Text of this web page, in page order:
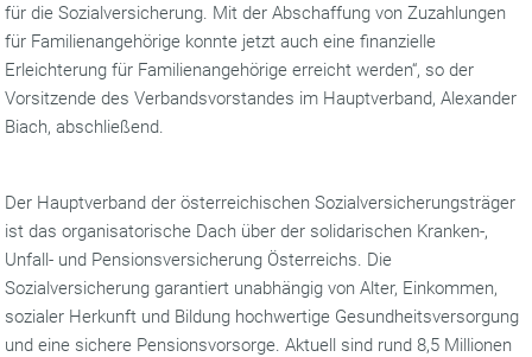
für die Sozialversicherung. Mit der Abschaffung von Zuzahlungen
für Familienangehörige konnte jetzt auch eine finanzielle
Erleichterung für Familienangehörige erreicht werden“, so der
Vorsitzende des Verbandsvorstandes im Hauptverband, Alexander
Biach, abschließend.
Der Hauptverband der österreichischen Sozialversicherungsträger
ist das organisatorische Dach über der solidarischen Kranken-,
Unfall- und Pensionsversicherung Österreichs. Die
Sozialversicherung garantiert unabhängig von Alter, Einkommen,
sozialer Herkunft und Bildung hochwertige Gesundheitsversorgung
und eine sichere Pensionsvorsorge. Aktuell sind rund 8,5 Millionen